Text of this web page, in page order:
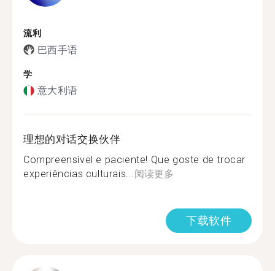
流利
巴西手语
学
意大利语
理想的对话交换伙伴
Compreensível e paciente! Que goste de trocar
experiências culturais...阅读更多
下载软件